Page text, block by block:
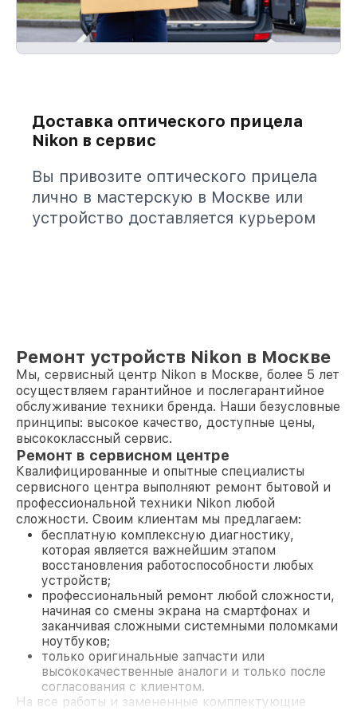
Доставка оптического прицела
Nikon в сервис
Вы привозите оптического прицела
лично в мастерскую в Москве или
устройство доставляется курьером
Ремонт устройств Nikon в Москве
Мы, сервисный центр Nikon в Москве, более 5 лет
осуществляем гарантийное и послегарантийное
обслуживание техники бренда. Наши безусловные
принципы: высокое качество, доступные цены,
высококлассный сервис.
Ремонт в сервисном центре
Квалифицированные и опытные специалисты
сервисного центра выполняют ремонт бытовой и
профессиональной техники Nikon любой
сложности. Своим клиентам мы предлагаем:
бесплатную комплексную диагностику,
которая является важнейшим этапом
восстановления работоспособности любых
устройств;
профессиональный ремонт любой сложности,
начиная со смены экрана на смартфонах и
заканчивая сложными системными поломками
ноутбуков;
только оригинальные запчасти или
высококачественные аналоги и только после
согласования с клиентом.
На все работы и замененные комплектующие